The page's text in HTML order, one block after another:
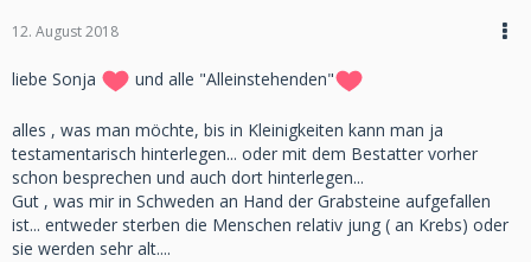
12. August 2018
liebe Sonja und alle "Alleinstehenden"
alles , was man möchte, bis in Kleinigkeiten kann man ja
testamentarisch hinterlegen... oder mit dem Bestatter vorher
schon besprechen und auch dort hinterlegen...
Gut , was mir in Schweden an Hand der Grabsteine aufgefallen
ist... entweder sterben die Menschen relativ jung ( an Krebs) oder
sie werden sehr alt....